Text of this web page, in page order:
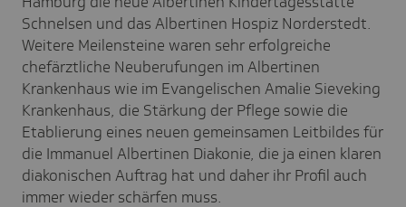
Schnelsen und das Albertinen Hospiz Norderstedt.
Weitere Meilensteine waren sehr erfolgreiche
chefärztliche Neuberufungen im Albertinen
Krankenhaus wie im Evangelischen Amalie Sieveking
Krankenhaus, die Stärkung der Pflege sowie die
Etablierung eines neuen gemeinsamen Leitbildes für
die Immanuel Albertinen Diakonie, die ja einen klaren
diakonischen Auftrag hat und daher ihr Profil auch
immer wieder schärfen muss.